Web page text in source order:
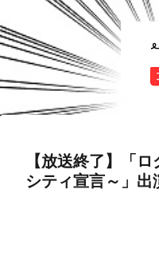
【放送終了】「
シティ宣言～」